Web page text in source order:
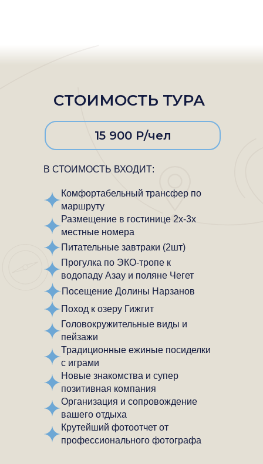
15 900 Р/чел
СТОИМОСТЬ ТУРА
В СТОИМОСТЬ ВХОДИТ:
Комфортабельный трансфер по
маршруту
Размещение в гостинице 2х-3х
местные номера
Питательные завтраки (2шт)
Прогулка по ЭКО-тропе к
водопаду Азау и поляне Чегет
Посещение Долины Нарзанов
Поход к озеру Гижгит
Головокружительные виды и
пейзажи
Традиционные ежиные посиделки
с играми
Новые знакомства и супер
позитивная компания
Организация и сопровождение
вашего отдыха
Крутейший фотоотчет от
профессионального фотографа